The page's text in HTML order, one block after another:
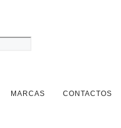
MARCAS CONTACTOS